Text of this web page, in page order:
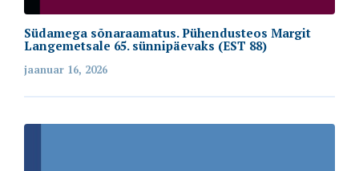
Südamega sõnaraamatus. Pühendusteos Margit
Langemetsale 65. sünnipäevaks (EST 88)
jaanuar 16, 2026